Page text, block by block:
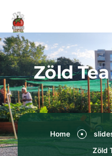
Zöld
Home
Zöld